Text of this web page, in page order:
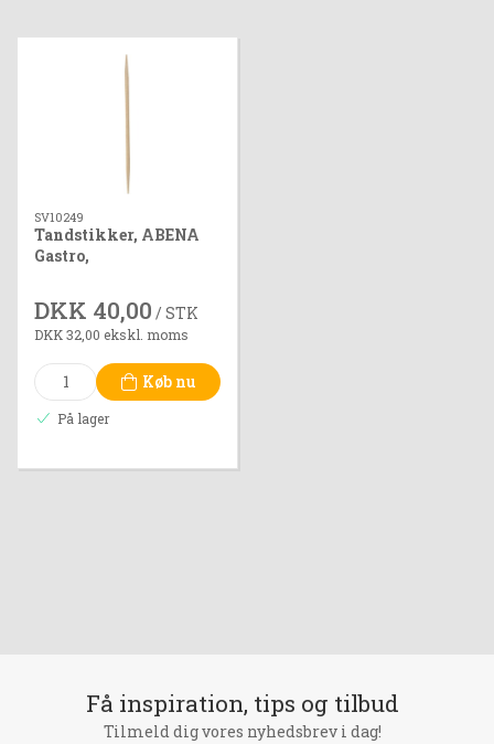
SV10249
Tandstikker, ABENA
Gastro,
papir 1000 stk/pk
DKK 40,00 / STK
DKK 32,00 ekskl. moms
Køb nu
På lager
Få inspiration, tips og tilbud
Tilmeld dig vores nyhedsbrev i dag!